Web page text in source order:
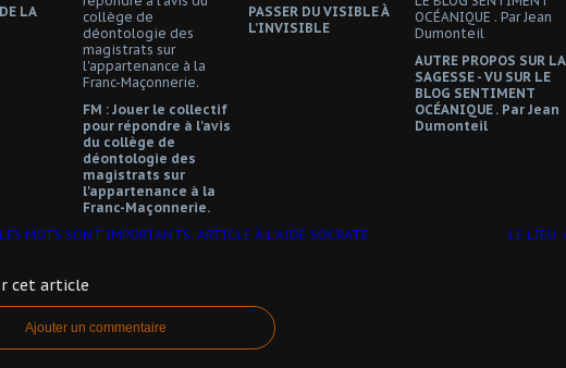
LA
FM : Jouer le collectif
pour répondre à l'avis
du collège de
déontologie des
magistrats sur
l'appartenance à la
Franc-Maçonnerie.
PASSER DU VISIBLE À
L’INVISIBLE
AUTRE PROPOS SUR LA
SAGESSE - VU SUR LE
BLOG SENTIMENT
OCÉANIQUE . Par Jean
Dumonteil
MOTS SONT IMPORTANTS. ARTICLE À L'AIDE SOCRATE LE LIEU
cet article
Ajouter un commentaire